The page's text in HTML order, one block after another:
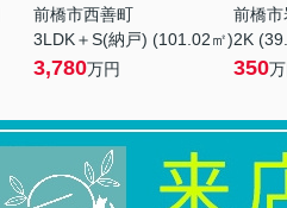
前橋市西善町
3LDK＋S(納戸) (101.02㎡)
3,780万円
前橋市
2K
350